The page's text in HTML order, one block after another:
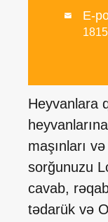
 E-
Heyvanlara
maşınları
sorğunuzu
cavab,
tədarük və